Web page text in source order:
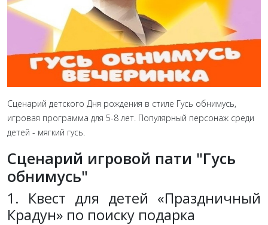
Сценарий детского Дня рождения в стиле Гусь обнимусь,
игровая программа для 5-8 лет. Популярный персонаж среди
детей - мягкий гусь.
Сценарий игровой пати "Гусь
обнимусь"
1. Квест для детей «Праздничный
Крадун» по поиску подарка